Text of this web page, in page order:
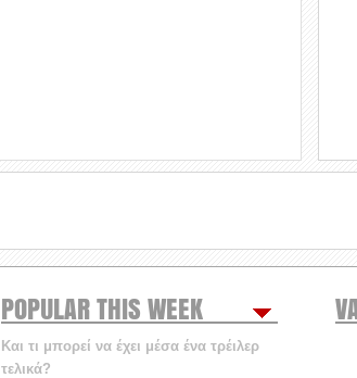
POPULAR THIS WEEK
Και τι μπορεί να έχει μέσα ένα τρέιλερ
τελικά?